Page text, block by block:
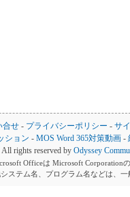
合せ - プライバシーポリシー - サ
ション -MOS Word 365対策動画 -
All rights reserved by Odyssey
Officeは Microsoft Corporation
ステム名、プログラム名などは、